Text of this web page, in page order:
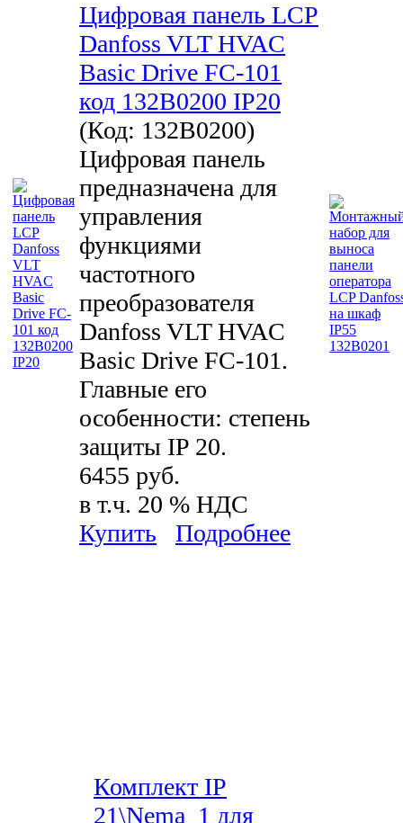
Цифровая панель LCP
Danfoss VLT HVAC
Basic Drive FC-101
код 132B0200 IP20
(Код: 132B0200)
Цифровая панель
предназначена для
управления
функциями
частотного
преобразователя
Danfoss VLT HVAC
Basic Drive FC-101.
Главные его
особенности: степень
защиты IP 20.
6455 руб.
в т.ч. 20 % НДС
Купить
Подробнее
Комплект IP
21\Nema_1 для